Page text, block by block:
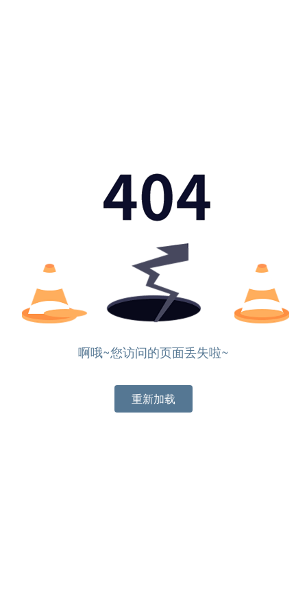
啊哦~您访问的页面丢失啦~
重新加载